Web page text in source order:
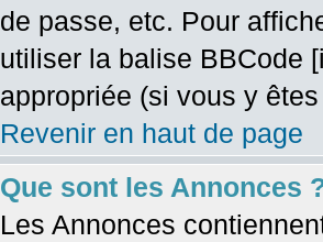
de passe, etc. Pour
utiliser la balise BBCode
appropriée (si vous y
Revenir en haut de page
Que sont les Annonces
Les Annonces